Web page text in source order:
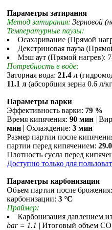
Параметры затирания
Метод затирания: Зерновой
Температурные паузы:
Осахаривание (Прямой
Декстриновая пауза
Мэш аут (Прямой нагрев):
Потребность в воде:
Заторная вода: 21.4 л
11.1 л (абсорбция зерна 0.6 л/
Параметры варки
Эффективность варки: 79 %
Время кипячения: 90 мин |
мин | Охлаждение: 3 мин
Размер партии после
партии перед кипячением:
Плотность сусла перед
Доступно только для
Параметры карбонизации
Объем партии после брожения:
карбонизации: 3 °С
Праймер:
Карбонизация давлением
bar = 1.1 | Итоговый объем